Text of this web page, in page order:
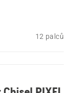
12 palců